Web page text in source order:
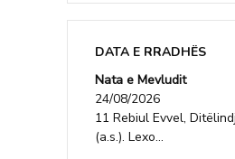
DATA E RRADHËS
Nata e Mevludit
24/08/2026
11 Rebiul Evvel,
(a.s.). Lexo...